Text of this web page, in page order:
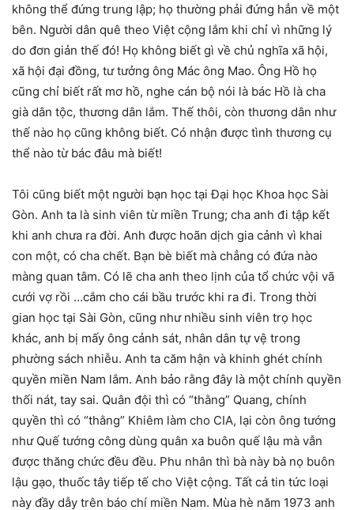
không thể đứng trung lập; họ thường phải đứng hẳn về một
bên. Người dân quê theo Việt cộng lắm khi chỉ vì những lý
do đơn giản thế đó! Họ không biết gì về chủ nghĩa xã hội,
xã hội đại đồng, tư tưởng ông Mác ông Mao. Ông Hồ họ
cũng chỉ biết rất mơ hồ, nghe cán bộ nói là bác Hồ là cha
già dân tộc, thương dân lắm. Thế thôi, còn thương dân như
thế nào họ cũng không biết. Có nhận được tình thương cụ
thể nào từ bác đâu mà biết!
Tôi cũng biết một người bạn học tại Đại học Khoa học Sài
Gòn. Anh ta là sinh viên từ miền Trung; cha anh đi tập kết
khi anh chưa ra đời. Anh được hoãn dịch gia cảnh vì khai
con một, có cha chết. Bạn bè biết mà chẳng có đứa nào
màng quan tâm. Có lẽ cha anh theo lịnh của tổ chức vội vã
cưới vợ rồi …cắm cho cái bầu trước khi ra đi. Trong thời
gian học tại Sài Gòn, cũng như nhiều sinh viên trọ học
khác, anh bị mấy ông cảnh sát, nhân dân tự vệ trong
phường sách nhiễu. Anh ta căm hận và khinh ghét chính
quyền miền Nam lắm. Anh bảo rằng đây là một chính quyền
thối nát, tay sai. Quân đội thì có “thằng” Quang, chính
quyền thì có “thằng” Khiêm làm cho CIA, lại còn ông tướng
như Quế tướng công dùng quân xa buôn quế lậu mà vẫn
được thăng chức đều đều. Phu nhân thì bà này bà nọ buôn
lậu gạo, thuốc tây tiếp tế cho Việt cộng. Tất cả tin tức loại
này đầy dẫy trên báo chí miền Nam. Mùa hè năm 1973 anh